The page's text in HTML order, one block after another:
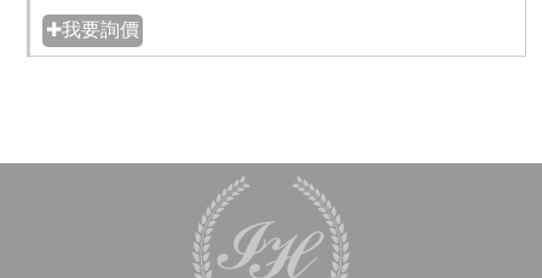
✚我要詢價